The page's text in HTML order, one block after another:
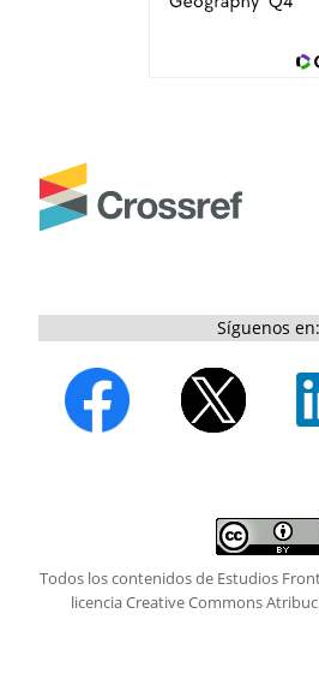
Síguenos en:
Todos los contenidos de Estudios
licenciaCreative Commons